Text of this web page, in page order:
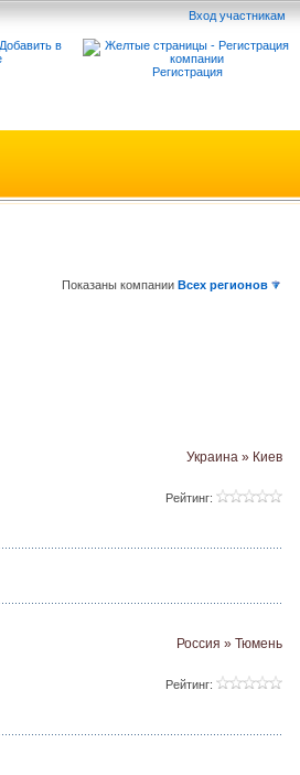
Вход участникам
Регистрация
Показаны компании Всех регионов
Украина » Киев
Рейтинг:
Россия » Тюмень
Рейтинг: